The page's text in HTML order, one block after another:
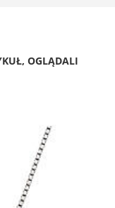
OGLĄDALI